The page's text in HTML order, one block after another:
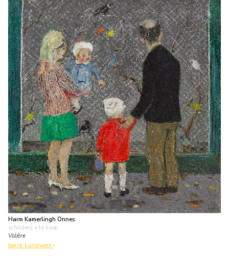
Harm Kamerlingh Onnes
schilderij • te koop
Volière
bekijk kunstwerk